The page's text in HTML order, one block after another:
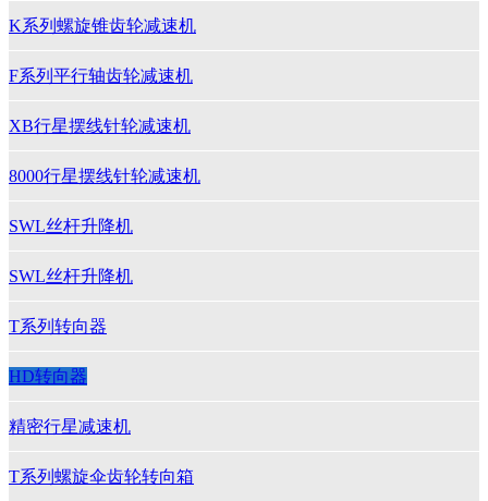
K系列螺旋锥齿轮减速机
F系列平行轴齿轮减速机
XB行星摆线针轮减速机
8000行星摆线针轮减速机
SWL丝杆升降机
SWL丝杆升降机
T系列转向器
HD转向器
精密行星减速机
T系列螺旋伞齿轮转向箱